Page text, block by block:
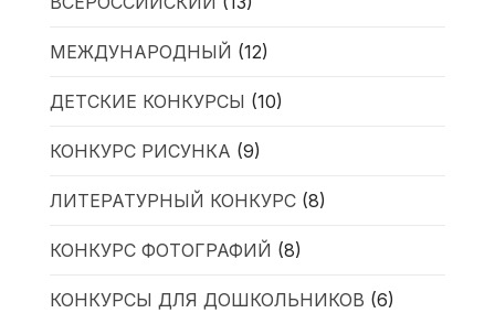
МЕЖДУНАРОДНЫЙ (12)
ДЕТСКИЕ КОНКУРСЫ (10)
КОНКУРС РИСУНКА (9)
ЛИТЕРАТУРНЫЙ КОНКУРС(8)
КОНКУРС ФОТОГРАФИЙ (8)
КОНКУРСЫ ДЛЯ ДОШКОЛЬНИКОВ (6)